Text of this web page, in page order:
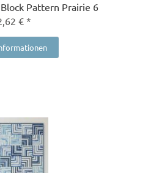
Pattern Prairie 6
€ *